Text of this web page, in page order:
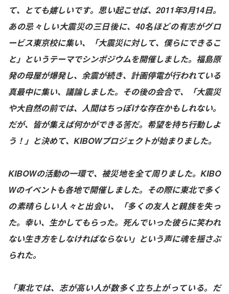
て、とても嬉しいです。思い起こせば、2011年3月14日。
あの忌々しい大震災の三日後に、40名ほどの有志がグロ
ービス東京校に集い、「大震災に対して、僕らにできるこ
と」というテーマでシンポジウムを開催しました。福島原
発の母屋が爆発し、余震が続き、計画停電が行われている
真最中に集い、議論しました。その後の会合で、「大震災
や大自然の前では、人間はちっぽけな存在かもしれない。
だが、皆が集えば何かができる筈だ。希望を持ち行動しよ
う！」と決めて、KIBOWプロジェクトが始まりました。
KIBOWの活動の一環で、被災地を全て周りました。KIBO
Wのイベントも各地で開催しました。その際に東北で多く
の素晴らしい人々と出会い、「多くの友人と親族を失っ
た。幸い、生かしてもらった。死んでいった彼らに笑われ
ない生き方をしなければならない」という声に魂を揺さぶ
られた。
「東北では、志が高い人が数多く立ち上がっている。だ